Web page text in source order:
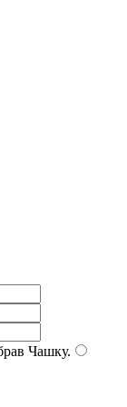
Чашку.